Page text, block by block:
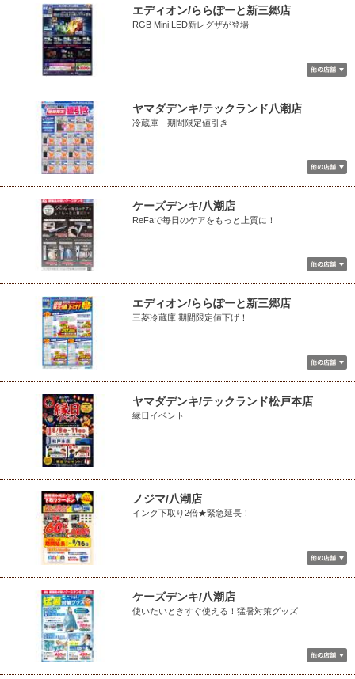
エディオン/ららぽーと新三郷店
RGB Mini LED新レグザが登場
ヤマダデンキ/テックランド八潮店
冷蔵庫 期間限定値引き
ケーズデンキ/八潮店
ReFaで毎日のケアをもっと上質に！
エディオン/ららぽーと新三郷店
三菱冷蔵庫 期間限定値下げ！
ヤマダデンキ/テックランド松戸本店
縁日イベント
ノジマ/八潮店
インク下取り2倍★緊急延長！
ケーズデンキ/八潮店
使いたいときすぐ使える！猛暑対策グッズ